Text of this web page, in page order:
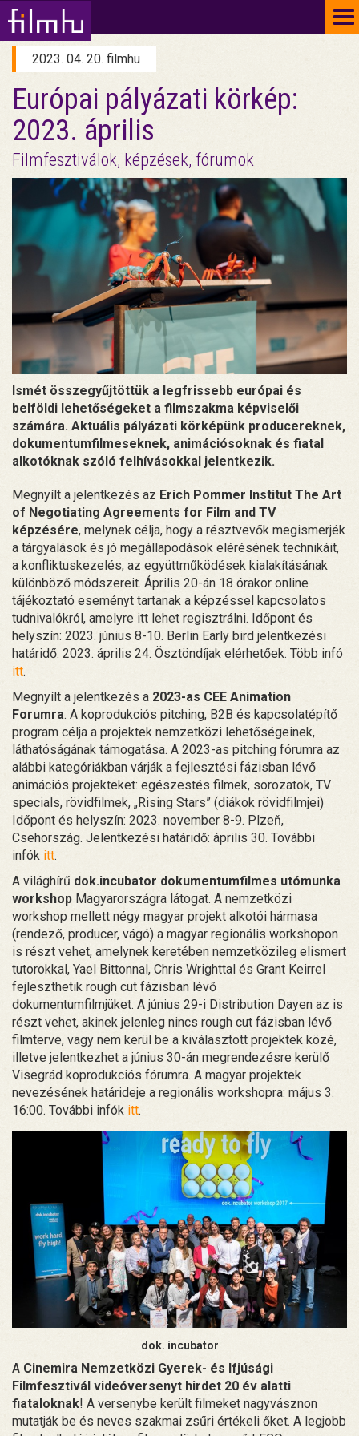
2023. 04. 20. filmhu
Európai pályázati körkép:
2023. április
Filmfesztiválok, képzések, fórumok
Ismét összegyűjtöttük a legfrissebb európai és
belföldi lehetőségeket a filmszakma képviselői
számára. Aktuális pályázati körképünk producereknek,
dokumentumfilmeseknek, animációsoknak és fiatal
alkotóknak szóló felhívásokkal jelentkezik.
Megnyílt a jelentkezés az Erich Pommer Institut The Art
of Negotiating Agreements for Film and TV
képzésére, melynek célja, hogy a résztvevők megismerjék
a tárgyalások és jó megállapodások elérésének technikáit,
a konfliktuskezelés, az együttműködések kialakításának
különböző módszereit. Április 20-án 18 órakor online
tájékoztató eseményt tartanak a képzéssel kapcsolatos
tudnivalókról, amelyre itt lehet regisztrálni. Időpont és
helyszín: 2023. június 8-10. Berlin Early bird jelentkezési
határidő: 2023. április 24. Ösztöndíjak elérhetőek. Több infó
itt.
Megnyílt a jelentkezés a 2023-as CEE Animation
Forumra. A koprodukciós pitching, B2B és kapcsolatépítő
program célja a projektek nemzetközi lehetőségeinek,
láthatóságának támogatása. A 2023-as pitching fórumra az
alábbi kategóriákban várják a fejlesztési fázisban lévő
animációs projekteket: egészestés filmek, sorozatok, TV
specials, rövidfilmek, „Rising Stars” (diákok rövidfilmjei)
Időpont és helyszín: 2023. november 8-9. Plzeň,
Csehország. Jelentkezési határidő: április 30. További
infók itt.
A világhírű dok.incubator dokumentumfilmes utómunka
workshop Magyarországra látogat. A nemzetközi
workshop mellett négy magyar projekt alkotói hármasa
(rendező, producer, vágó) a magyar regionális workshopon
is részt vehet, amelynek keretében nemzetközileg elismert
tutorokkal, Yael Bittonnal, Chris Wrighttal és Grant Keirrel
fejleszthetik rough cut fázisban lévő
dokumentumfilmjüket. A június 29-i Distribution Dayen az is
részt vehet, akinek jelenleg nincs rough cut fázisban lévő
filmterve, vagy nem kerül be a kiválasztott projektek közé,
illetve jelentkezhet a június 30-án megrendezésre kerülő
Visegrád koprodukciós fórumra. A magyar projektek
nevezésének határideje a regionális workshopra: május 3.
16:00. További infók itt.
dok. incubator
A Cinemira Nemzetközi Gyerek- és Ifjúsági
Filmfesztivál videóversenyt hirdet 20 év alatti
fiataloknak! A versenybe került filmeket nagyvásznon
mutatják be és neves szakmai zsűri értékeli őket. A legjobb